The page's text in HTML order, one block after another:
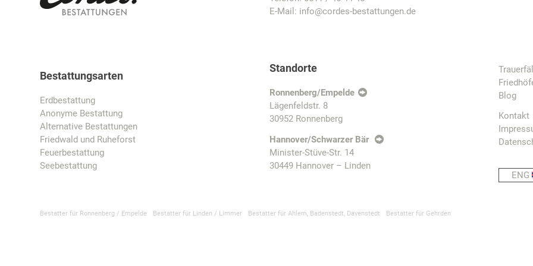
E-Mail: info@cordes-bestattungen.de
Bestattungsarten
Erdbestattung
Anonyme Bestattung
Alternative Bestattungen
Friedwald und Ruheforst
Feuerbestattung
Seebestattung
Standorte
Ronnenberg/Empelde
Lägenfeldstr. 8
30952 Ronnenberg
Hannover/Schwarzer Bär
Minister-Stüve-Str. 14
30449 Hannover – Linden
Blog
Kontakt
ENG
Bestatter für Ronnenberg / Empelde Bestatter für Linden / Limmer Bestatter für Ahlem, Badenstedt, Davenstedt Bestatter für Gehrden